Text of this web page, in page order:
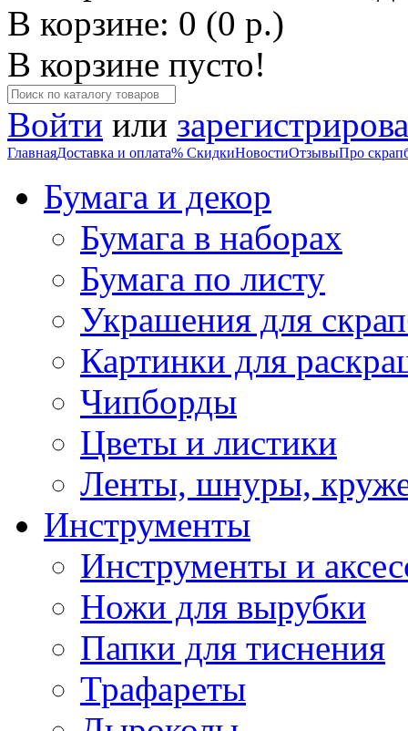
В корзине: 0 (0 р.)
В корзине пусто!
Войти или
ГлавнаяДоставка и оплата% СкидкиНовостиОтзывыПро
Бумага и декор
Бумага в наборах
Бумага по листу
Украшения для
Картинки для
Чипборды
Цветы и листики
Ленты, шнуры,
Инструменты
Инструменты и
Ножи для вырубки
Папки для тиснения
Трафареты